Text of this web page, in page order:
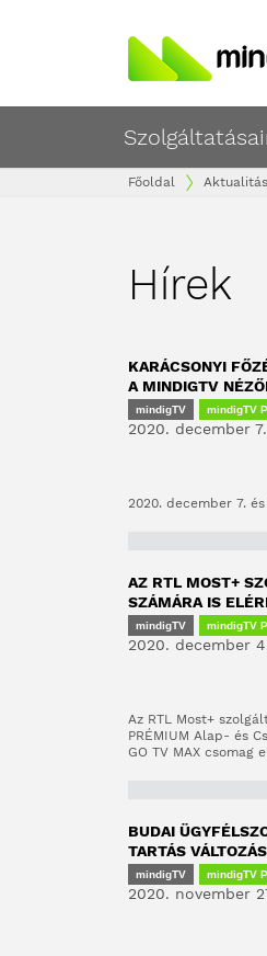
Főoldal
Hírek
KARÁCSONYI
A MINDIGTV
mindigTV mindigTV
2020. december 7.
2020. december 7.
AZ RTL MOST+
SZÁMÁRA IS
mindigTV mindigTV
2020. december
Az RTL Most+
PRÉMIUM Alap- és
GO TV MAX csomag
BUDAI
TARTÁS VÁLTOZÁS
mindigTV mindigTV
2020. november